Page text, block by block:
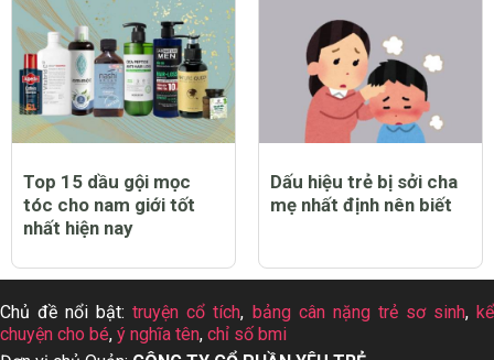
Top 15 dầu gội mọc
tóc cho nam giới tốt
nhất hiện nay
Dấu hiệu trẻ bị sởi cha
mẹ nhất định nên biết
Chủ đề nổi bật:truyện cổ tích, bảng cân nặng trẻ sơ sinh, kể
chuyện cho bé, ý nghĩa tên, chỉ số bmi